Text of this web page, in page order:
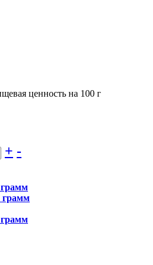
ценность на 100 г
+ -
грамм
грамм
грамм